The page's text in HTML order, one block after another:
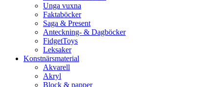
Unga vuxna
Faktaböcker
Saga & Present
Anteckning- & Dagböcker
FidgetToys
Leksaker
Konstnärsmaterial
Akvarell
Akryl
Block & papper